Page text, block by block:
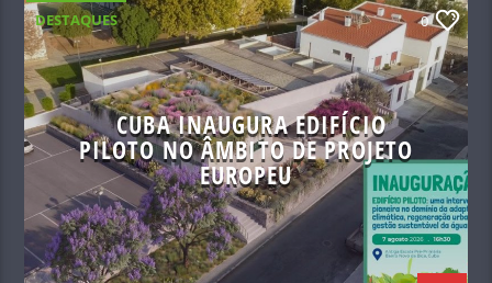
DESTAQUES 0
CUBA INAUGURA EDIFÍCIO
PILOTO NO ÂMBITO DE PROJETO
EUROPEU